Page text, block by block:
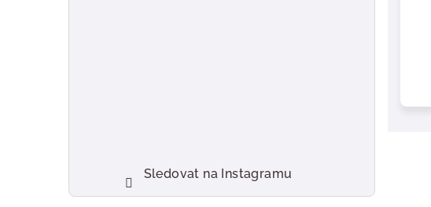
Sledovat na Instagramu